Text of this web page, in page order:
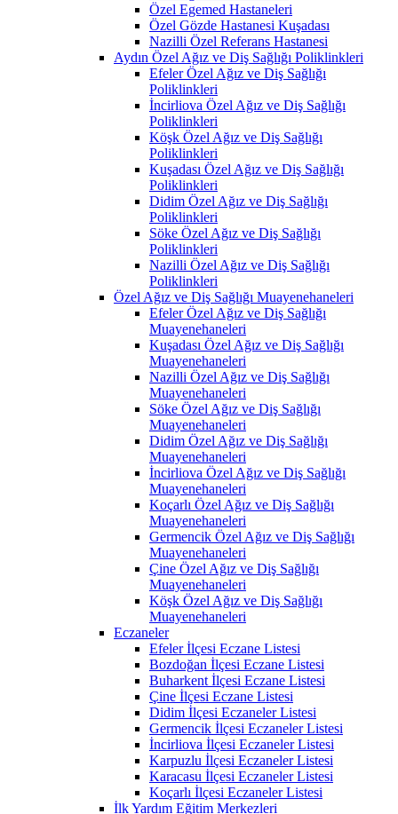
Özel Egemed Hastaneleri
Özel Gözde Hastanesi Kuşadası
Nazilli Özel Referans Hastanesi
Aydın Özel Ağız ve Diş Sağlığı Poliklinkleri
Efeler Özel Ağız ve Diş Sağlığı
Poliklinkleri
İncirliova Özel Ağız ve Diş Sağlığı
Poliklinkleri
Köşk Özel Ağız ve Diş Sağlığı
Poliklinkleri
Kuşadası Özel Ağız ve Diş Sağlığı
Poliklinkleri
Didim Özel Ağız ve Diş Sağlığı
Poliklinkleri
Söke Özel Ağız ve Diş Sağlığı
Poliklinkleri
Nazilli Özel Ağız ve Diş Sağlığı
Poliklinkleri
Özel Ağız ve Diş Sağlığı Muayenehaneleri
Efeler Özel Ağız ve Diş Sağlığı
Muayenehaneleri
Kuşadası Özel Ağız ve Diş Sağlığı
Muayenehaneleri
Nazilli Özel Ağız ve Diş Sağlığı
Muayenehaneleri
Söke Özel Ağız ve Diş Sağlığı
Muayenehaneleri
Didim Özel Ağız ve Diş Sağlığı
Muayenehaneleri
İncirliova Özel Ağız ve Diş Sağlığı
Muayenehaneleri
Koçarlı Özel Ağız ve Diş Sağlığı
Muayenehaneleri
Germencik Özel Ağız ve Diş Sağlığı
Muayenehaneleri
Çine Özel Ağız ve Diş Sağlığı
Muayenehaneleri
Köşk Özel Ağız ve Diş Sağlığı
Muayenehaneleri
Eczaneler
Efeler İlçesi Eczane Listesi
Bozdoğan İlçesi Eczane Listesi
Buharkent İlçesi Eczane Listesi
Çine İlçesi Eczane Listesi
Didim İlçesi Eczaneler Listesi
Germencik İlçesi Eczaneler Listesi
İncirliova İlçesi Eczaneler Listesi
Karpuzlu İlçesi Eczaneler Listesi
Karacasu İlçesi Eczaneler Listesi
Koçarlı İlçesi Eczaneler Listesi
İlk Yardım Eğitim Merkezleri